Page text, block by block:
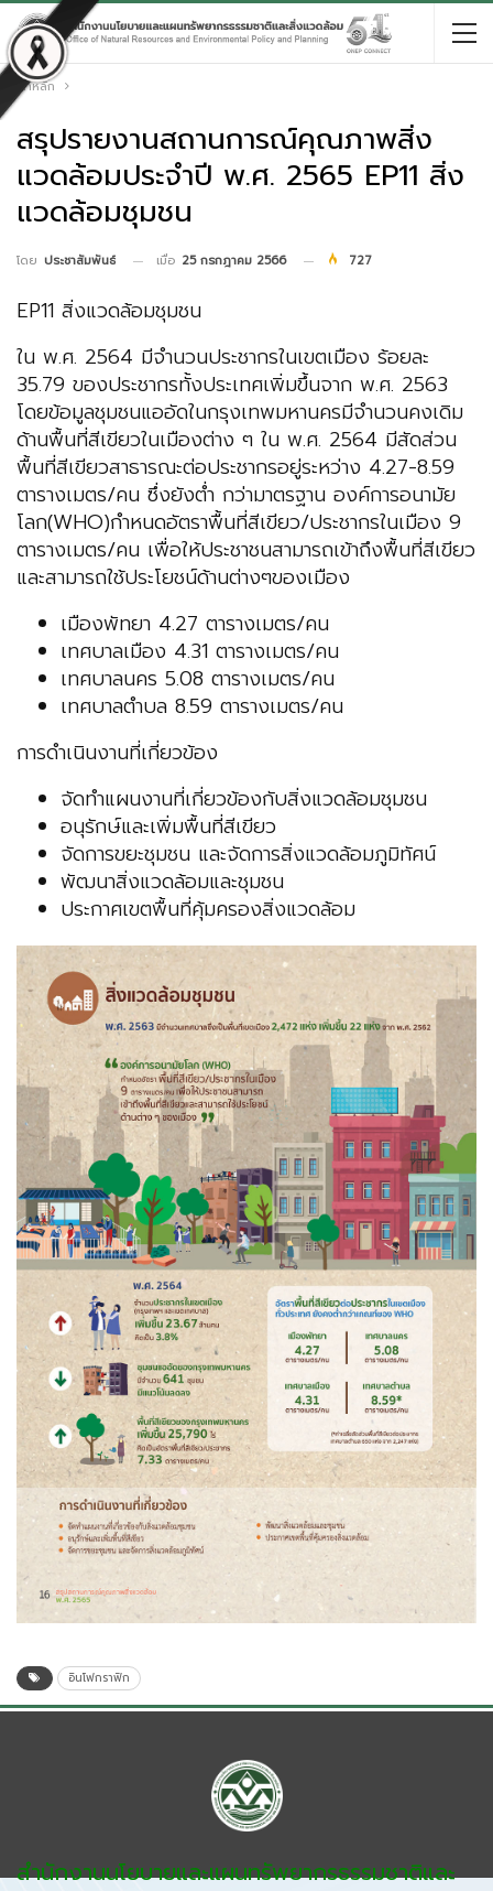
หน้าหลัก
สรุปรายงานสถานการณ์คุณภาพสิ่ง
แวดล้อมประจำปี พ.ศ. 2565 EP11 สิ่ง
แวดล้อมชุมชน
โดย ประชาสัมพันธ์ เมื่อ 25 กรกฎาคม 2566 727
EP11 สิ่งแวดล้อมชุมชน
ใน พ.ศ. 2564 มีจำนวนประชากรในเขตเมือง ร้อยละ
35.79 ของประชากรทั้งประเทศเพิ่มขึ้นจาก พ.ศ. 2563
โดยข้อมูลชุมชนแออัดในกรุงเทพมหานครมีจำนวนคงเดิม
ด้านพื้นที่สีเขียวในเมืองต่าง ๆ ใน พ.ศ. 2564 มีสัดส่วน
พื้นที่สีเขียวสาธารณะต่อประชากรอยู่ระหว่าง 4.27-8.59
ตารางเมตร/คน ซึ่งยังต่ำ กว่ามาตรฐาน องค์การอนามัย
โลก(WHO)กำหนดอัตราพื้นที่สีเขียว/ประชากรในเมือง 9
ตารางเมตร/คน เพื่อให้ประชาชนสามารถเข้าถึงพื้นที่สีเขียว
และสามารถใช้ประโยชน์ด้านต่างๆของเมือง
เมืองพัทยา 4.27 ตารางเมตร/คน
เทศบาลเมือง 4.31 ตารางเมตร/คน
เทศบาลนคร 5.08 ตารางเมตร/คน
เทศบาลตำบล 8.59 ตารางเมตร/คน
การดำเนินงานที่เกี่ยวข้อง
จัดทำแผนงานที่เกี่ยวข้องกับสิ่งแวดล้อมชุมชน
อนุรักษ์และเพิ่มพื้นที่สีเขียว
จัดการขยะชุมชน และจัดการสิ่งแวดล้อมภูมิทัศน์
พัฒนาสิ่งแวดล้อมและชุมชน
ประกาศเขตพื้นที่คุ้มครองสิ่งแวดล้อม
อินโฟกราฟิก
สำนักงานนโยบายและแผนทรัพยากรธรรมชาติและ